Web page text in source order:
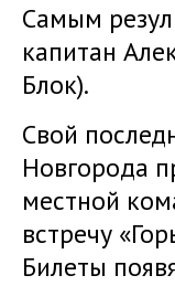
Самым
капитан
Блок).
Свой
Новгорода
местной
встречу
Билеты